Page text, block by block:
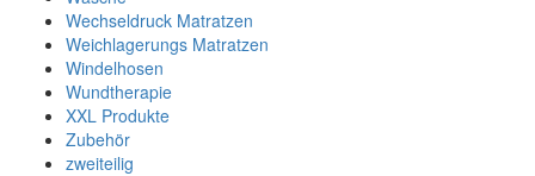
Wechseldruck Matratzen
Weichlagerungs Matratzen
Windelhosen
Wundtherapie
XXL Produkte
Zubehör
zweiteilig